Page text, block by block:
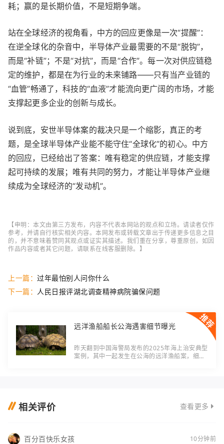
耗；赢的是长期价值，不是短期争端。
站在全球经济的视角看，中方的回应更像是一次“提醒”：
在逆全球化的杂音中，半导体产业最需要的不是“脱钩”，
而是“补链”；不是“对抗”，而是“合作”。每一次对供应链稳
定的维护，都是在为行业的未来铺路——只有当产业链的
“血管”畅通了，科技的“血液”才能流向更广阔的市场，才能
支撑起更多企业的创新与成长。
说到底，安世半导体案的裁决只是一个缩影，真正的考
题，是全球半导体产业能不能守住“全球化”的初心。中方
的回应，已经给出了答案：唯有稳定的供应链，才能支撑
起可持续的发展；唯有共同的努力，才能让半导体产业继
续成为全球经济的“发动机”。
【申明：本文由第三方发布，内容不代表本网站的观点和立场。请读者仅作
参考，并请自行核实相关内容。本网发布或转载文章出于传递更多信息之目
的，并不意味着赞同其观点或证实其描述。我们重在分享，尊重原创，如因
作品内容或者其它问题，请联系在线客服删除。】
上一篇： 过年最怕别人问你什么
下一篇： 人民日报评湖北调查精神病院骗保问题
远洋渔船船长公海遇害细节曝光
昨天翻到中国海警局发布的2025年海上治安典型
案例，其中一起发生在公海的远洋渔船案，细节
相关评价 查看更多
百分百快乐女孩 10分钟前